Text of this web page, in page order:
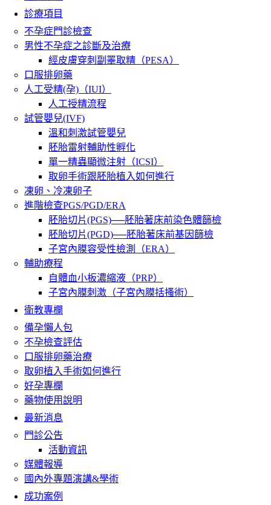
診療項目
不孕症門診檢查
男性不孕症之診斷及治療
經皮膚穿刺副睪取精（PESA）
口服排卵藥
人工受精(孕)（IUI）
人工授精流程
試管嬰兒(IVF)
溫和刺激試管嬰兒
胚胎雷射輔助性孵化
單一精蟲顯微注射（ICSI）
取卵手術跟胚胎植入如何進行
凍卵、冷凍卵子
進階檢查PGS/PGD/ERA
胚胎切片(PGS)──胚胎著床前染色體篩檢
胚胎切片(PGD)──胚胎著床前基因篩檢
子宮內膜容受性檢測（ERA）
輔助療程
自體血小板濃縮液（PRP）
子宮內膜刺激（子宮內膜括搔術）
衛教專欄
備孕懶人包
不孕檢查評估
口服排卵藥治療
取卵植入手術如何進行
好孕專欄
藥物使用說明
最新消息
門診公告
活動資訊
媒體報導
國內外專題演講&學術
成功案例